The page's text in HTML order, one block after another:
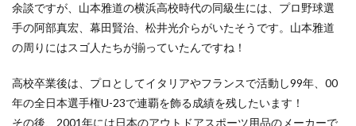
余談ですが、山本雅道の横浜高校時代の同級生には、プロ野球選
手の阿部真宏、幕田賢治、松井光介らがいたそうです。山本雅道
の周りにはスゴ人たちが揃っていたんですね！
高校卒業後は、プロとしてイタリアやフランスで活動し99年、00
年の全日本選手権U-23で連覇を飾る成績を残したいます！
その後、2001年には日本のアウトドアスポーツ用品のメーカーで